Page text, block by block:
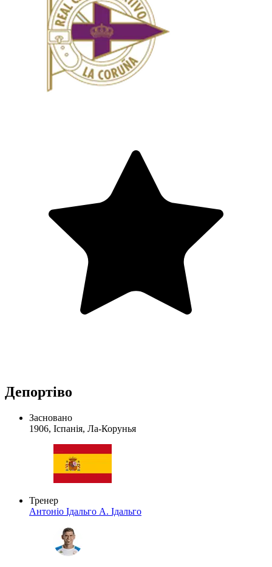
Депортіво
Засновано
1906, Іспанія, Ла-Корунья
Тренер
Антоніо Ідальго А. Ідальго